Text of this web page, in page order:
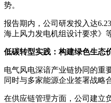
势。
报告期内，公司研发投入达
海上风力发电机组设计要求》
低碳转型实践：构建绿色生态
电气风电深谙产业链协同的重
同时与多家能源企业签署战略
在供应链管理方面，公司建立